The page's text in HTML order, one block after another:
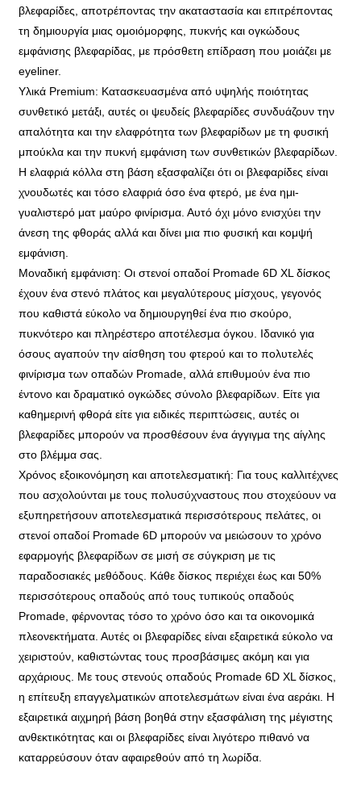
βλεφαρίδες, αποτρέποντας την ακαταστασία και επιτρέποντας
τη δημιουργία μιας ομοιόμορφης, πυκνής και ογκώδους
εμφάνισης βλεφαρίδας, με πρόσθετη επίδραση που μοιάζει με
eyeliner.
Υλικά Premium: Κατασκευασμένα από υψηλής ποιότητας
συνθετικό μετάξι, αυτές οι ψευδείς βλεφαρίδες συνδυάζουν την
απαλότητα και την ελαφρότητα των βλεφαρίδων με τη φυσική
μπούκλα και την πυκνή εμφάνιση των συνθετικών βλεφαρίδων.
Η ελαφριά κόλλα στη βάση εξασφαλίζει ότι οι βλεφαρίδες είναι
χνουδωτές και τόσο ελαφριά όσο ένα φτερό, με ένα ημι-
γυαλιστερό ματ μαύρο φινίρισμα. Αυτό όχι μόνο ενισχύει την
άνεση της φθοράς αλλά και δίνει μια πιο φυσική και κομψή
εμφάνιση.
Μοναδική εμφάνιση: Οι στενοί οπαδοί Promade 6D XL δίσκος
έχουν ένα στενό πλάτος και μεγαλύτερους μίσχους, γεγονός
που καθιστά εύκολο να δημιουργηθεί ένα πιο σκούρο,
πυκνότερο και πληρέστερο αποτέλεσμα όγκου. Ιδανικό για
όσους αγαπούν την αίσθηση του φτερού και το πολυτελές
φινίρισμα των οπαδών Promade, αλλά επιθυμούν ένα πιο
έντονο και δραματικό ογκώδες σύνολο βλεφαρίδων. Είτε για
καθημερινή φθορά είτε για ειδικές περιπτώσεις, αυτές οι
βλεφαρίδες μπορούν να προσθέσουν ένα άγγιγμα της αίγλης
στο βλέμμα σας.
Χρόνος εξοικονόμηση και αποτελεσματική: Για τους καλλιτέχνες
που ασχολούνται με τους πολυσύχναστους που στοχεύουν να
εξυπηρετήσουν αποτελεσματικά περισσότερους πελάτες, οι
στενοί οπαδοί Promade 6D μπορούν να μειώσουν το χρόνο
εφαρμογής βλεφαρίδων σε μισή σε σύγκριση με τις
παραδοσιακές μεθόδους. Κάθε δίσκος περιέχει έως και 50%
περισσότερους οπαδούς από τους τυπικούς οπαδούς
Promade, φέρνοντας τόσο το χρόνο όσο και τα οικονομικά
πλεονεκτήματα. Αυτές οι βλεφαρίδες είναι εξαιρετικά εύκολο να
χειριστούν, καθιστώντας τους προσβάσιμες ακόμη και για
αρχάριους. Με τους στενούς οπαδούς Promade 6D XL δίσκος,
η επίτευξη επαγγελματικών αποτελεσμάτων είναι ένα αεράκι. Η
εξαιρετικά αιχμηρή βάση βοηθά στην εξασφάλιση της μέγιστης
ανθεκτικότητας και οι βλεφαρίδες είναι λιγότερο πιθανό να
καταρρεύσουν όταν αφαιρεθούν από τη λωρίδα.